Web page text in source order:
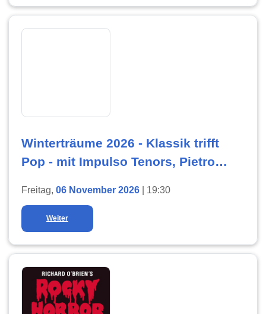
Winterträume 2026 - Klassik trifft
Pop - mit Impulso Tenors, Pietro
Freitag, 06 November 2026 | 19:30
Weiter